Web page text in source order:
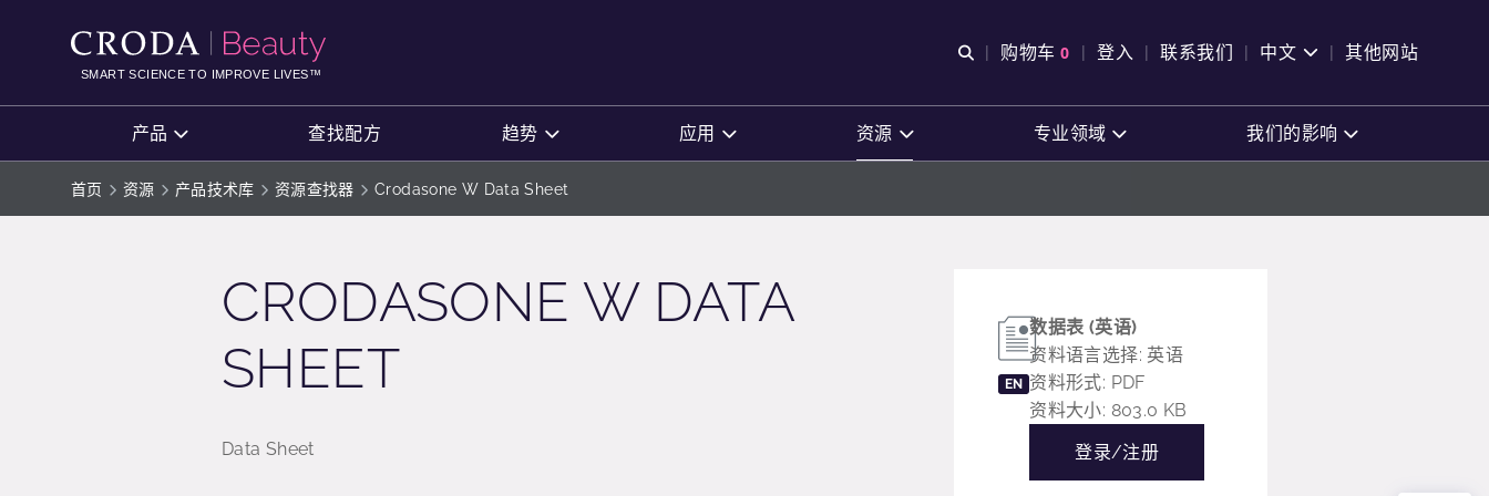
CONTENTSMART SCIENCE TO IMPROVE LIVES™
Open Search
购物车 0
查看购物车
登入 联系我们 中文 其他网站
产品 查找配方 趋势 应用 资源 专业领域 我们的影响
首页 资源 产品技术库 资源查找器 Crodasone W Data Sheet
CRODASONE W DATA
SHEET
Data Sheet
EN
数据表 (英语)
资料语言选择: 英语
资料形式: PDF
资料大小: 803.0 KB
登录/注册